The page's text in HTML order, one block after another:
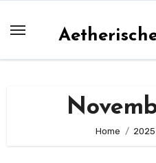
Inhalt
Home 2025